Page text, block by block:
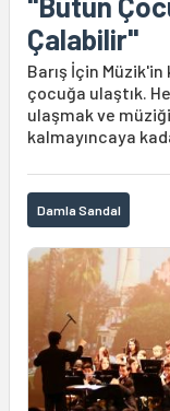
Çalabilir"
Barış İçin
çocuğa ulaştık.
ulaşmak ve
kalmayıncaya
Damla Sandal